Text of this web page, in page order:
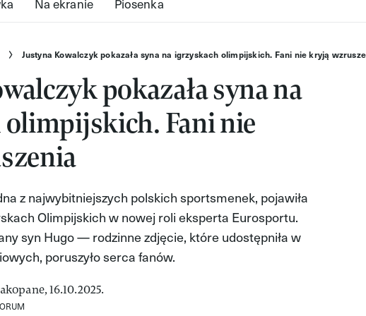
Justyna Kowalczyk pokazała syna na igrzyskach olimpijskich. Fani nie kryją
pokazała syna na
Fani nie
z najwybitniejszych polskich sportsmenek, pojawiła
Olimpijskich w nowej roli eksperta Eurosportu.
syn Hugo — rodzinne zdjęcie, które udostępniła w
poruszyło serca fanów.